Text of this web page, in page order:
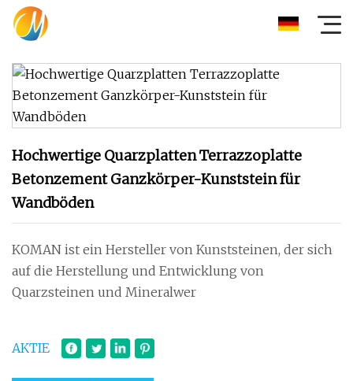
Hochwertige Quarzplatten Terrazzoplatte
Betonzement Ganzkörper-Kunststein für
Wandböden
KOMAN ist ein Hersteller von Kunststeinen, der sich
auf die Herstellung und Entwicklung von
Quarzsteinen und Mineralwer
AKTIE